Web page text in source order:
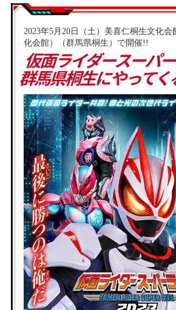
2023年5月20日（土）美喜仁桐生文化会
化会館）（群馬県桐生）で開催!!
仮面ライダースーパ
群馬県桐生にやってく